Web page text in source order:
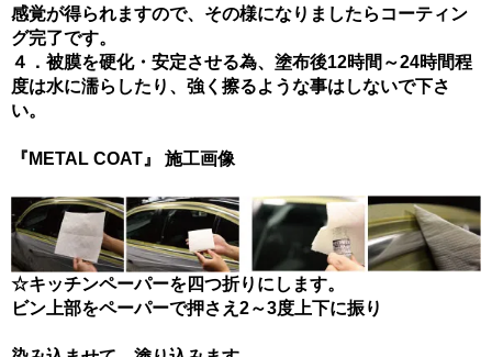
感覚が得られますので、その様になりましたらコーティン
グ完了です。
４．被膜を硬化・安定させる為、塗布後12時間～24時間程
度は水に濡らしたり、強く擦るような事はしないで下さ
い。
『METAL COAT』 施工画像
☆キッチンペーパーを四つ折りにします。
ビン上部をペーパーで押さえ2～3度上下に振り